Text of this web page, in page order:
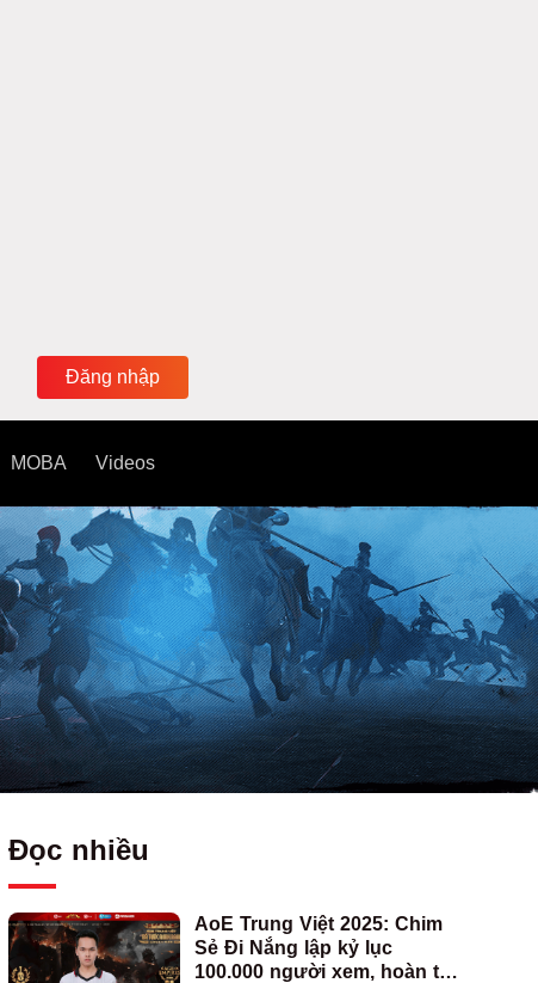
Đăng nhập
MOBA Videos
Đọc nhiều
AoE Trung Việt 2025: Chim
Sẻ Đi Nắng lập kỷ lục
100.000 người xem, hoàn tất